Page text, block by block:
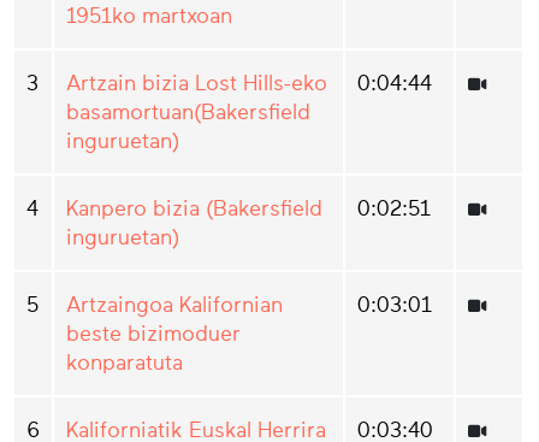
1951ko martxoan
3
Artzain bizia Lost Hills-eko
basamortuan(Bakersfield
inguruetan)
0:04:44
4
Kanpero bizia (Bakersfield
inguruetan)
0:02:51
5
Artzaingoa Kalifornian
beste bizimoduer
konparatuta
0:03:01
6
Kaliforniatik Euskal Herrira
0:03:40